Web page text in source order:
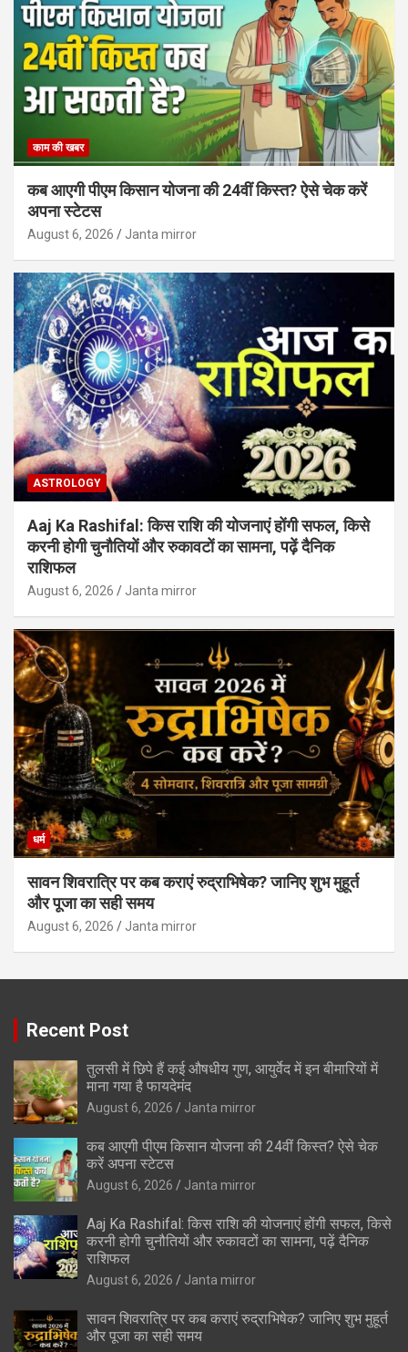
काम की खबर
कब आएगी पीएम किसान योजना की 24वीं किस्त? ऐसे चेक करें
अपना स्टेटस
August 6, 2026 Janta mirror
ASTROLOGY
Aaj Ka Rashifal: किस राशि की योजनाएं होंगी सफल, किसे
करनी होगी चुनौतियों और रुकावटों का सामना, पढ़ें दैनिक
राशिफल
August 6, 2026 Janta mirror
धर्म
सावन शिवरात्रि पर कब कराएं रुद्राभिषेक? जानिए शुभ मुहूर्त
और पूजा का सही समय
August 6, 2026 Janta mirror
Recent Post
तुलसी में छिपे हैं कई औषधीय गुण, आयुर्वेद में इन बीमारियों में
माना गया है फायदेमंद
August 6, 2026 Janta mirror
कब आएगी पीएम किसान योजना की 24वीं किस्त? ऐसे चेक
करें अपना स्टेटस
August 6, 2026 Janta mirror
Aaj Ka Rashifal: किस राशि की योजनाएं होंगी सफल, किसे
करनी होगी चुनौतियों और रुकावटों का सामना, पढ़ें दैनिक
राशिफल
August 6, 2026 Janta mirror
सावन शिवरात्रि पर कब कराएं रुद्राभिषेक? जानिए शुभ मुहूर्त
और पूजा का सही समय